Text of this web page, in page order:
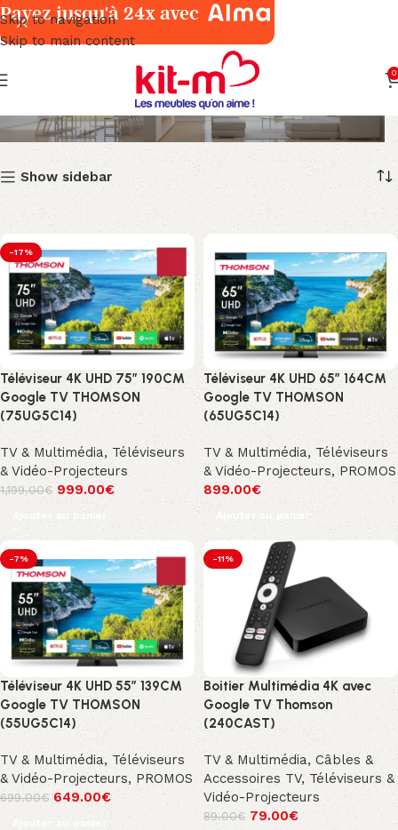
Skip to navigation
Skip to main content
0
Show sidebar
-17%
Téléviseur 4K UHD 75″ 190CM
Google TV THOMSON
(75UG5C14)
TV & Multimédia, Téléviseurs
& Vidéo-Projecteurs
1,199.00€ 999.00€
Ajouter au panier
Téléviseur 4K UHD 65″ 164CM
Google TV THOMSON
(65UG5C14)
TV & Multimédia, Téléviseurs
& Vidéo-Projecteurs, PROMOS
899.00€
Ajouter au panier
-7%
Téléviseur 4K UHD 55″ 139CM
Google TV THOMSON
(55UG5C14)
TV & Multimédia, Téléviseurs
& Vidéo-Projecteurs, PROMOS
699.00€ 649.00€
Ajouter au panier
-11%
Boitier Multimédia 4K avec
Google TV Thomson
(240CAST)
TV & Multimédia, Câbles &
Accessoires TV, Téléviseurs &
Vidéo-Projecteurs
89.00€ 79.00€
Payez jusqu'à 24x avec